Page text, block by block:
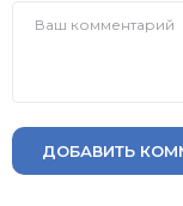
ДОБАВИТЬ